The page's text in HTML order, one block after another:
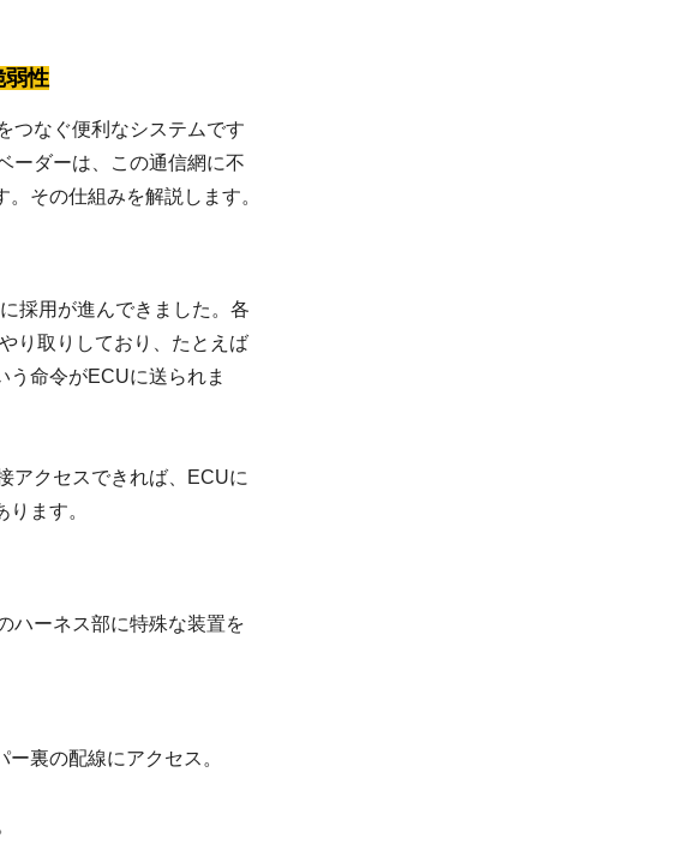
弱性
つなぐ便利なシステムです
ーダーは、この通信網に不
その仕組みを解説します。
採用が進んできました。各
り取りしており、たとえば
う命令がECUに送られま
アクセスできれば、ECUに
ます。
ハーネス部に特殊な装置を
裏の配線にアクセス。